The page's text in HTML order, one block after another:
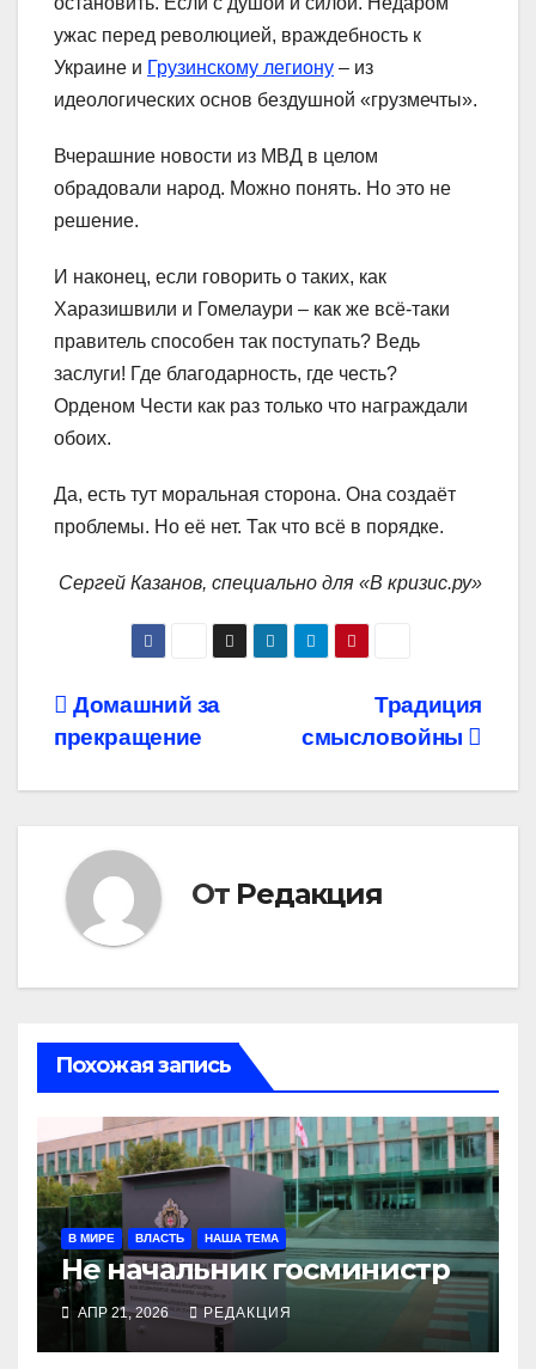
ужас перед революцией, враждебность к
Украине и Грузинскому легиону – из
идеологических основ бездушной «грузмечты».
Вчерашние новости из МВД в целом
обрадовали народ. Можно понять. Но это не
решение.
И наконец, если говорить о таких, как
Харазишвили и Гомелаури – как же всё-таки
правитель способен так поступать? Ведь
заслуги! Где благодарность, где честь?
Орденом Чести как раз только что награждали
обоих.
Да, есть тут моральная сторона. Она создаёт
проблемы. Но её нет. Так что всё в порядке.
Сергей Казанов, специально для «В кризис.ру»
Навигация
по
Традиция
смысловойны
Домашний за
прекращение
От Редакция
Похожая запись
В МИРЕ ВЛАСТЬ НАША ТЕМА
Не начальник госминистр
АПР 21, 2026 РЕДАКЦИЯ